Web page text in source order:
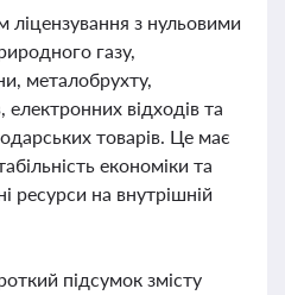
з нульовими
газу,
металобрухту,
електронних відходів та
товарів. Це має
економіки та
ресурси на внутрішній
підсумок змісту